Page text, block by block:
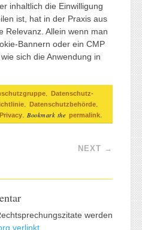
inhaltlich die Einwilligung
ist, hat in der Praxis aus
Relevanz. Allein wenn man
Bannern oder ein CMP
sich die Anwendung in
,
Datenschutz-
, Datenschutzbehörde,
. Bookmark the permalink.
NEXT →
werden
verlinkt